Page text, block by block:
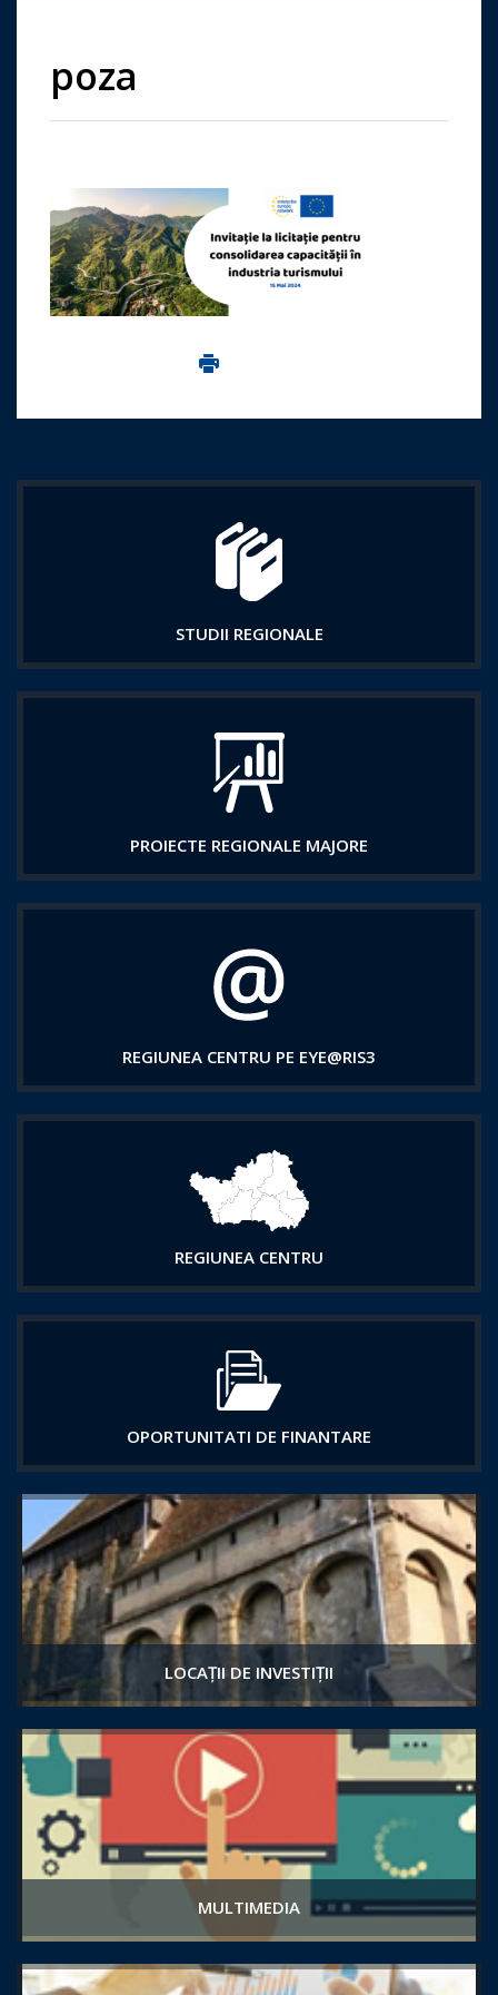
poza
Imprima aceasta pagina
STUDII REGIONALE
PROIECTE REGIONALE MAJORE
REGIUNEA CENTRU PE EYE@RIS3
REGIUNEA CENTRU
OPORTUNITATI DE FINANTARE
LOCAȚII DE INVESTIȚII
MULTIMEDIA